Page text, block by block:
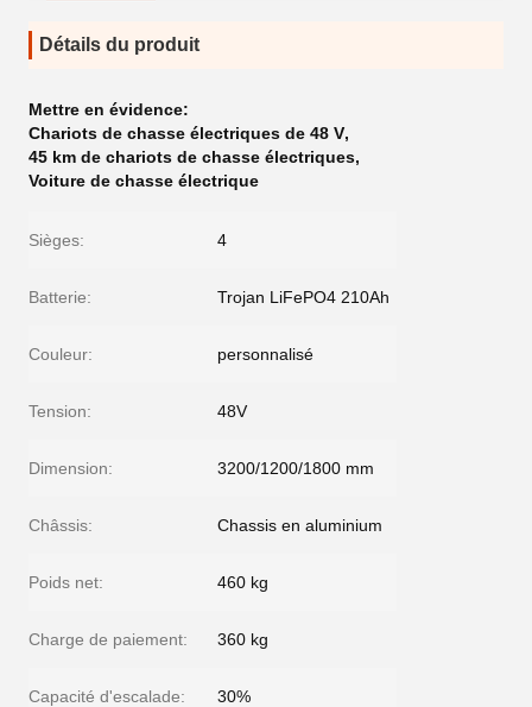
Détails du produit
Mettre en évidence:
Chariots de chasse électriques de 48 V,
45 km de chariots de chasse électriques,
Voiture de chasse électrique
Sièges: 4
Batterie: Trojan LiFePO4 210Ah
Couleur: personnalisé
Tension: 48V
Dimension: 3200/1200/1800 mm
Châssis: Chassis en aluminium
Poids net: 460 kg
Charge de paiement: 360 kg
Capacité d'escalade: 30%